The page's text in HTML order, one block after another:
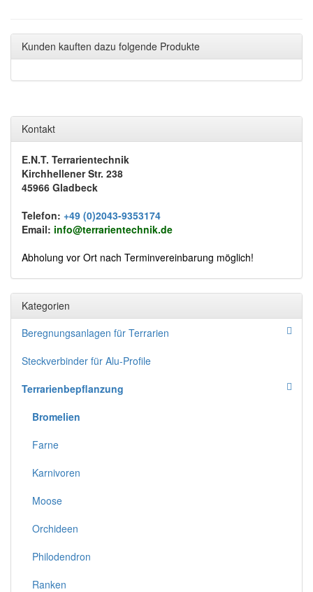
Kunden kauften dazu folgende Produkte
Kontakt
E.N.T. Terrarientechnik
Kirchhellener Str. 238
45966 Gladbeck
Telefon: +49 (0)2043-9353174
Email: info@terrarientechnik.de
Abholung vor Ort nach Terminvereinbarung möglich!
Kategorien
Beregnungsanlagen für Terrarien
Steckverbinder für Alu-Profile
Terrarienbepflanzung
Bromelien
Farne
Karnivoren
Moose
Orchideen
Philodendron
Ranken